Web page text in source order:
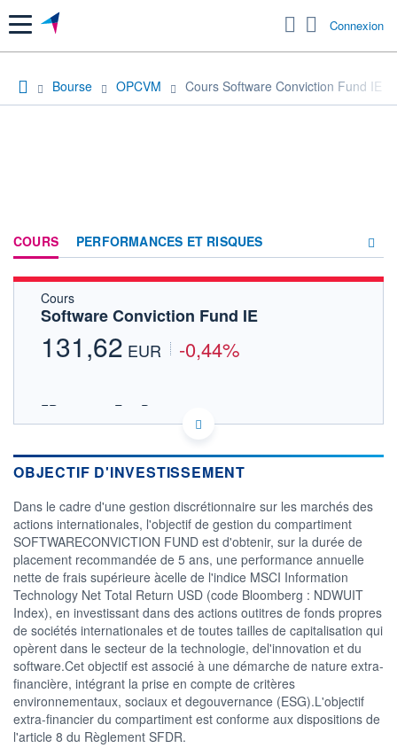
Menu Connexion
Bourse OPCVM Cours Software Conviction Fund IE
COURS PERFORMANCES ET RISQUES
Cours
Software Conviction Fund IE
131,62 EUR -0,44%
FR00140084E7 - Pergam
OPCVM DERNIER COURS CONNU AU 05/08/2026
04/12 07/04
100
120
CATÉGORIE MORNINGSTAR
Actions Secteur
Technologies
FONDS PARTENAIRES
TARIFS PRIVILÉGIÉS 0%
ÉLIGIBILITÉ
PEA PEA-PME BOURSOVIE LUX
OBJECTIF D'INVESTISSEMENT
Dans le cadre d'une gestion discrétionnaire sur les marchés des
actions internationales, l'objectif de gestion du compartiment
SOFTWARECONVICTION FUND est d'obtenir, sur la durée de
placement recommandée de 5 ans, une performance annuelle
nette de frais supérieure àcelle de l'indice MSCI Information
Technology Net Total Return USD (code Bloomberg : NDWUIT
Index), en investissant dans des actions outitres de fonds propres
de sociétés internationales et de toutes tailles de capitalisation qui
opèrent dans le secteur de la technologie, del'innovation et du
software.Cet objectif est associé à une démarche de nature extra-
financière, intégrant la prise en compte de critères
environnementaux, sociaux et degouvernance (ESG).L'objectif
extra-financier du compartiment est conforme aux dispositions de
l'article 8 du Règlement SFDR.